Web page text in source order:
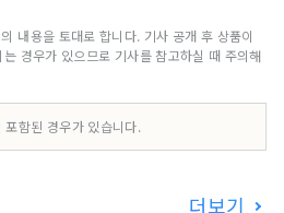
스호, 쇼지호, 사이호, 가와구치호,
다섯 개의 호수로 이루어져 있습니
치 아사마 신사, 후지 오무로 센겐 신
적인 신사들과 천연기념물인 오시노
후지산 기슭에는 사계절 내내 다양한
내용을 토대로 합니다. 기사 공개 후 상품이
경우가 있으므로 기사를 참고하실 때 주의해
함된 경우가 있습니다.
더보기